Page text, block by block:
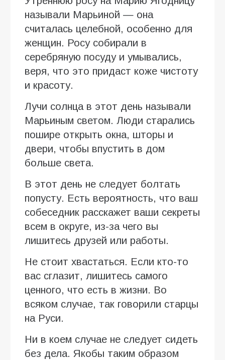
называли Марьиной — она
считалась целебной, особенно для
женщин. Росу собирали в
серебряную посуду и умывались,
веря, что это придаст коже чистоту
и красоту.
Лучи солнца в этот день называли
Марьиным светом. Люди старались
пошире открыть окна, шторы и
двери, чтобы впустить в дом
больше света.
В этот день не следует болтать
попусту. Есть вероятность, что ваш
собеседник расскажет ваши секреты
всем в округе, из-за чего вы
лишитесь друзей или работы.
Не стоит хвастаться. Если кто-то
вас сглазит, лишитесь самого
ценного, что есть в жизни. Во
всяком случае, так говорили старцы
на Руси.
Ни в коем случае не следует сидеть
без дела. Якобы таким образом